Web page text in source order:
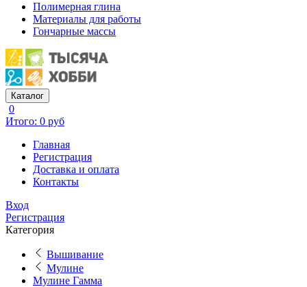
Полимерная глина
Материалы для работы
Гончарные массы
Каталог
0
Итого: 0 руб
Главная
Регистрация
Доставка и оплата
Контакты
Вход
Регистрация
Категория
Вышивание
Мулине
Мулине Гамма